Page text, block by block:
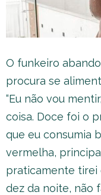
O funkeiro
procura se
“Eu não vou
coisa. Doce foi o
que eu consumia
vermelha,
praticamente tirei
dez da noite, não